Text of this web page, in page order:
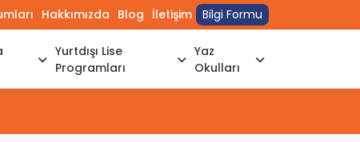
Hakkımızda Blog İletişim Bilgi Formu
Yurtdışı Lise
Programları
Yaz
Okulları